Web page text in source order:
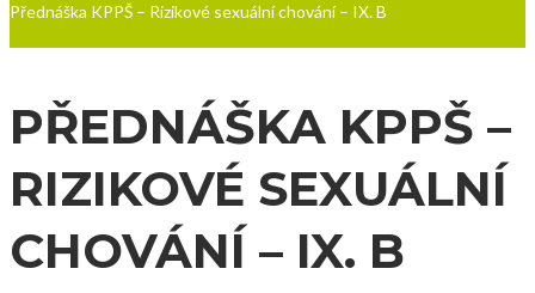
Přednáška KPPŠ – Rizikové sexuální chování – IX. B
PŘEDNÁŠKA KPPŠ –
RIZIKOVÉ SEXUÁLNÍ
CHOVÁNÍ – IX. B